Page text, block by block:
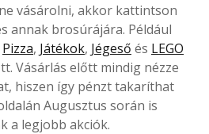
vásárolni, akkor kattintson
annak brosúrájára. Például
Pizza, Játékok, Jégeső és LEGO
Vásárlás előtt mindig nézze
hiszen így pénzt takaríthat
Augusztus során is
a legjobb akciók.